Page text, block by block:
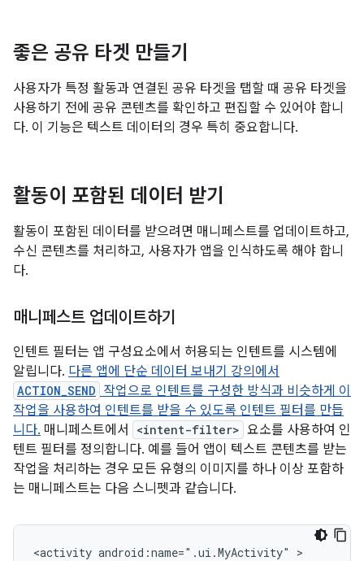
좋은 공유 타겟 만들기
사용자가 특정 활동과 연결된 공유 타겟을 탭할 때 공유 타겟을
사용하기 전에 공유 콘텐츠를 확인하고 편집할 수 있어야 합니
다. 이 기능은 텍스트 데이터의 경우 특히 중요합니다.
활동이 포함된 데이터 받기
활동이 포함된 데이터를 받으려면 매니페스트를 업데이트하고,
수신 콘텐츠를 처리하고, 사용자가 앱을 인식하도록 해야 합니
다.
매니페스트 업데이트하기
인텐트 필터는 앱 구성요소에서 허용되는 인텐트를 시스템에
알립니다. 다른 앱에 단순 데이터 보내기 강의에서
ACTION_SEND 작업으로 인텐트를 구성한 방식과 비슷하게 이
작업을 사용하여 인텐트를 받을 수 있도록 인텐트 필터를 만듭
니다. 매니페스트에서 <intent-filter> 요소를 사용하여 인
텐트 필터를 정의합니다. 예를 들어 앱이 텍스트 콘텐츠를 받는
작업을 처리하는 경우 모든 유형의 이미지를 하나 이상 포함하
는 매니페스트는 다음 스니펫과 같습니다.
<activity android:name=".ui.MyActivity"